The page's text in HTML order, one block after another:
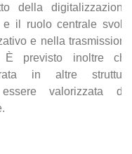
della digitalizzazione,
e il ruolo centrale svolto
e nella trasmissione
È previsto inoltre che
in altre strutture
valorizzata dal